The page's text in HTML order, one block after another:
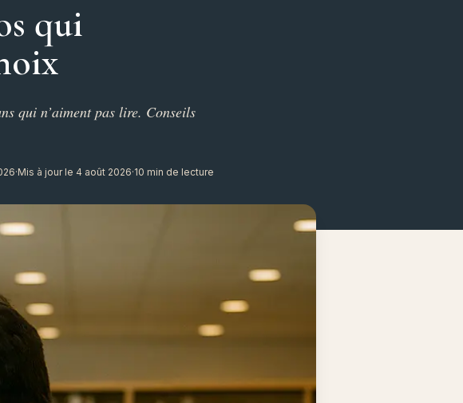
qui
qui n’aiment pas lire. Conseils
·Mis à jour le 4 août 2026·10 min de lecture